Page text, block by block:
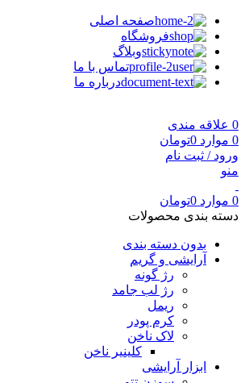
صفحه اصلی
فروشگاه
وبلاگ
تماس با ما
درباره ما
0 علاقه مندی
0 موارد 0تومان
ورود / ثبت نام
منو
0 موارد 0تومان
دسته بندی محصولات
بدون دسته بندی
آرایشی و گریم
رژ گونه
رژ لب جامد
ریمل
کرم پودر
لاک ناخن
کلینیر ناخن
ابزار آرایشی